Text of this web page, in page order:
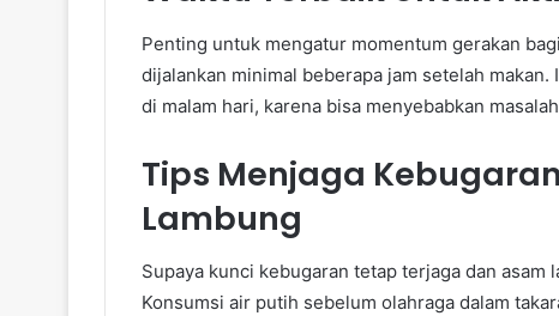
Penting untuk mengatur momentum gerakan
dijalankan minimal beberapa jam setelah
di malam hari, karena bisa menyebabkan
Tips Menjaga
Lambung
Supaya kunci kebugaran tetap terjaga dan
Konsumsi air putih sebelum olahraga dalam